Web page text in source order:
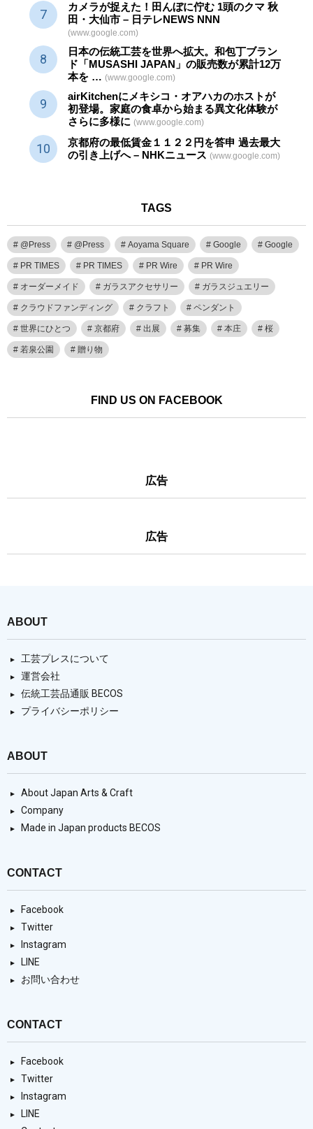
カメラが捉えた！田んぼに佇む 1頭のクマ 秋
田・大仙市 – 日テレNEWS NNN
(www.google.com)
日本の伝統工芸を世界へ拡大。和包丁ブラン
ド「MUSASHI JAPAN」の販売数が累計12万
本を … (www.google.com)
airKitchenにメキシコ・オアハカのホストが
初登場。家庭の食卓から始まる異文化体験が
さらに多様に (www.google.com)
京都府の最低賃金１１２２円を答申 過去最大
の引き上げへ – NHKニュース (www.google.com)
TAGS
@Press @Press Aoyama Square Google Google
PR TIMES PR TIMES PR Wire PR Wire
オーダーメイド ガラスアクセサリー ガラスジュエリー
クラウドファンディング クラフト ペンダント
世界にひとつ 京都府 出展 募集 本庄 桜
若泉公園 贈り物
FIND US ON FACEBOOK
広告
広告
ABOUT
工芸プレスについて
運営会社
伝統工芸品通販 BECOS
プライバシーポリシー
ABOUT
About Japan Arts & Craft
Company
Made in Japan products BECOS
CONTACT
Facebook
Twitter
Instagram
LINE
お問い合わせ
CONTACT
Facebook
Twitter
Instagram
LINE